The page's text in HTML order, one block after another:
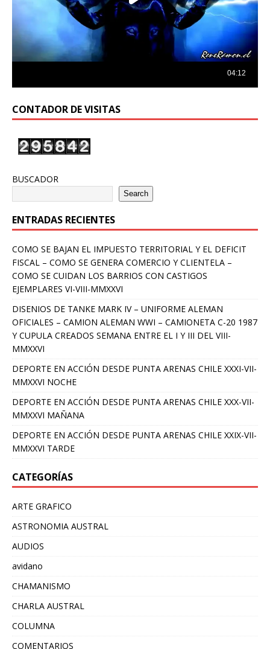
CONTADOR DE VISITAS
BUSCADOR
Search
ENTRADAS RECIENTES
COMO SE BAJAN EL IMPUESTO TERRITORIAL Y EL DEFICIT
FISCAL – COMO SE GENERA COMERCIO Y CLIENTELA –
COMO SE CUIDAN LOS BARRIOS CON CASTIGOS
EJEMPLARES VI-VIII-MMXXVI
DISENIOS DE TANKE MARK IV – UNIFORME ALEMAN
OFICIALES – CAMION ALEMAN WWI – CAMIONETA C-20 1987
Y CUPULA CREADOS SEMANA ENTRE EL I Y III DEL VIII-
MMXXVI
DEPORTE EN ACCIÓN DESDE PUNTA ARENAS CHILE XXXI-VII-
MMXXVI NOCHE
DEPORTE EN ACCIÓN DESDE PUNTA ARENAS CHILE XXX-VII-
MMXXVI MAÑANA
DEPORTE EN ACCIÓN DESDE PUNTA ARENAS CHILE XXIX-VII-
MMXXVI TARDE
CATEGORÍAS
ARTE GRAFICO
ASTRONOMIA AUSTRAL
AUDIOS
avidano
CHAMANISMO
CHARLA AUSTRAL
COLUMNA
COMENTARIOS